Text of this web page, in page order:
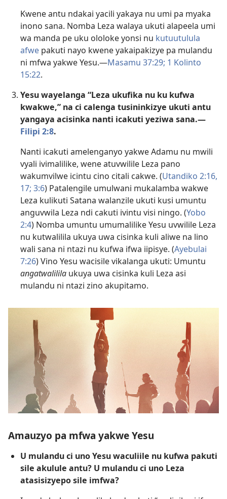
Kwene antu ndakai yacili yakaya nu umi pa myaka
inono sana. Nomba Leza walaya ukuti alapeela umi
wa manda pe uku ololoke yonsi nu kutuutulula
afwe pakuti nayo kwene yakaipakizye pa mulandu
ni mfwa yakwe Yesu.—Masamu 37:29; 1 Kolinto
15:22.
Yesu wayelanga “Leza ukufika nu ku kufwa
kwakwe,” na ci calenga tusininkizye ukuti antu
yangaya acisinka nanti icakuti yeziwa sana.—
Filipi 2:8.
Nanti icakuti amelenganyo yakwe Adamu nu mwili
vyali ivimalilike, wene atuvwilile Leza pano
wakumvilwe icintu cino citali cakwe. (Utandiko 2:16,
17; 3:6) Patalengile umulwani mukalamba wakwe
Leza kulikuti Satana walanzile ukuti kusi umuntu
anguvwila Leza ndi cakuti ivintu visi ningo. (Yobo
2:4) Nomba umuntu umumalilike Yesu uvwilile Leza
nu kutwalilila ukuya uwa cisinka kuli aliwe na lino
wali sana ni ntazi nu kufwa ifwa iipisye. (Ayebulai
7:26) Vino Yesu wacisile vikalanga ukuti: Umuntu
angatwalilila ukuya uwa cisinka kuli Leza asi
mulandu ni ntazi zino akupitamo.
Amauzyo pa mfwa yakwe Yesu
U mulandu ci uno Yesu waculiile nu kufwa pakuti
sile akulule antu? U mulandu ci uno Leza
atasisizyepo sile imfwa?